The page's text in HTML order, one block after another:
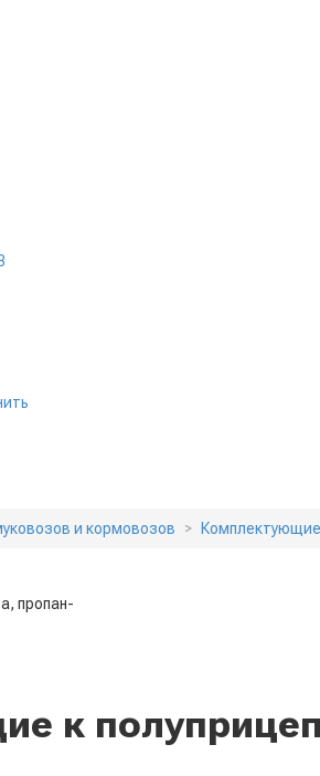
и кормовозов
пропан-
к